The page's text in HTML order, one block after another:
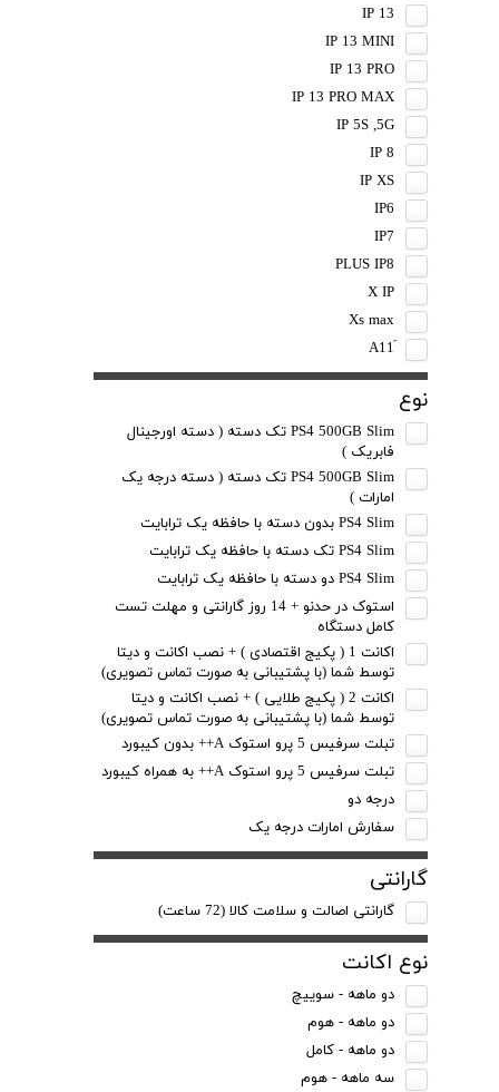
IP 13
IP 13 MINI
IP 13 PRO
IP 13 PRO MAX
IP 5S ,5G
IP 8
IP XS
IP6
IP7
PLUS IP8
X IP
Xs max
نوع
PS4 500GB Slim تک دسته ( دسته اورجینال
فابریک )
PS4 500GB Slim تک دسته ( دسته درجه یک
امارات )
PS4 Slim بدون دسته با حافظه یک ترابایت
PS4 Slim تک دسته با حافظه یک ترابایت
PS4 Slim دو دسته با حافظه یک ترابایت
استوک در حدنو + 14 روز گارانتی و مهلت تست
کامل دستگاه
اکانت 1 ( پکیج اقتصادی ) + نصب اکانت و دیتا
توسط شما (با پشتیبانی به صورت تماس تصویری)
اکانت 2 ( پکیج طلایی ) + نصب اکانت و دیتا
توسط شما (با پشتیبانی به صورت تماس تصویری)
تبلت سرفیس 5 پرو استوک A++ بدون کیبورد
تبلت سرفیس 5 پرو استوک A++ به همراه کیبورد
درجه دو
سفارش امارات درجه یک
گارانتی
گارانتی اصالت و سلامت کالا (72 ساعت)
نوع اکانت
دو ماهه - سوییچ
دو ماهه - هوم
دو ماهه - کامل
سه ماهه - هوم